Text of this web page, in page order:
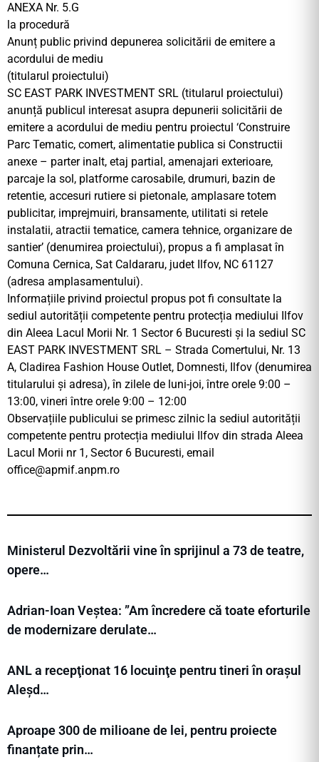
ANEXA Nr. 5.G
la procedură
Anunț public privind depunerea solicitării de emitere a
acordului de mediu
(titularul proiectului)
SC EAST PARK INVESTMENT SRL (titularul proiectului)
anunță publicul interesat asupra depunerii solicitării de
emitere a acordului de mediu pentru proiectul ‘Construire
Parc Tematic, comert, alimentatie publica si Constructii
anexe – parter inalt, etaj partial, amenajari exterioare,
parcaje la sol, platforme carosabile, drumuri, bazin de
retentie, accesuri rutiere si pietonale, amplasare totem
publicitar, imprejmuiri, bransamente, utilitati si retele
instalatii, atractii tematice, camera tehnice, organizare de
santier’ (denumirea proiectului), propus a fi amplasat în
Comuna Cernica, Sat Caldararu, judet Ilfov, NC 61127
(adresa amplasamentului).
Informațiile privind proiectul propus pot fi consultate la
sediul autorității competente pentru protecția mediului Ilfov
din Aleea Lacul Morii Nr. 1 Sector 6 Bucuresti și la sediul SC
EAST PARK INVESTMENT SRL – Strada Comertului, Nr. 13
A, Cladirea Fashion House Outlet, Domnesti, Ilfov (denumirea
titularului și adresa), în zilele de luni-joi, între orele 9:00 –
13:00, vineri între orele 9:00 – 12:00
Observațiile publicului se primesc zilnic la sediul autorității
competente pentru protecția mediului Ilfov din strada Aleea
Lacul Morii nr 1, Sector 6 Bucuresti, email
office@apmif.anpm.ro
Ministerul Dezvoltării vine în sprijinul a 73 de teatre,
opere…
Adrian-Ioan Veștea: ”Am încredere că toate eforturile
de modernizare derulate…
ANL a recepţionat 16 locuinţe pentru tineri în orașul
Aleșd…
Aproape 300 de milioane de lei, pentru proiecte
finanțate prin…